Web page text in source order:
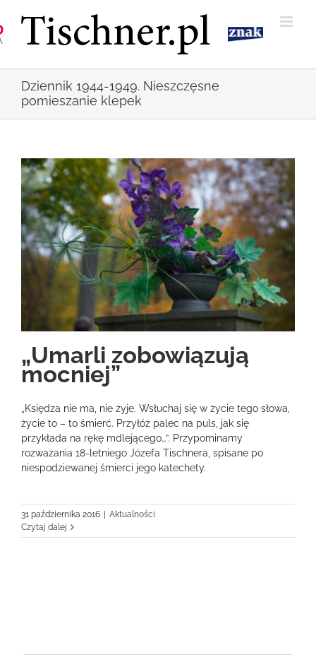
zawartości
Dziennik 1944-1949. Nieszczęsne
pomieszanie klepek
„Umarli zobowiązują
mocniej”
„Księdza nie ma, nie żyje. Wsłuchaj się w życie tego słowa,
życie to – to śmierć. Przyłóż palec na puls, jak się
przykłada na rękę mdlejącego…”. Przypominamy
rozważania 18-letniego Józefa Tischnera, spisane po
niespodziewanej śmierci jego katechety.
31 października 2016
Aktualności
Czytaj dalej